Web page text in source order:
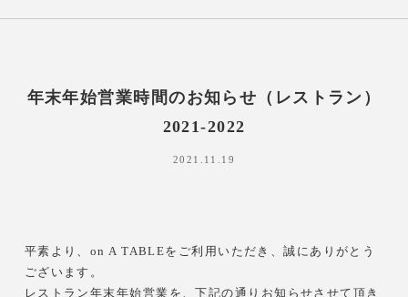
年末年始営業時間のお知らせ（レストラン）
2021-2022
2021.11.19
平素より、on A TABLEをご利用いただき、誠にありがとう
ございます。
レストラン年末年始営業を、下記の通りお知らせさせて頂き